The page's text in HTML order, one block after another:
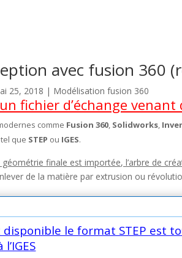
avec fusion 360
25, 2018 | Modélisation fusion 360
fichier d’échange venant
comme Fusion 360 Solidworks
que STEP ou IGES.
géométrie finale est importée, l’arbre de
de la matière par extrusion ou
disponible le format STEP est